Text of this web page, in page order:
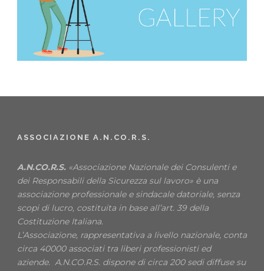
ASSOCIAZIONE A.N.CO.R.S.
A.N.CO.R.S. «Associazione Nazionale dei Consulenti e
dei Responsabili della Sicurezza sul lavoro» è una
associazione professionale e sindacale datoriale, senza
scopi di lucro, costituita in base all’art. 39 della
Costituzione Italiana.
L’Associazione, rappresentativa a livello nazionale, conta
circa 40000 associati tra liberi professionisti ed
aziende. A.N.CO.R.S. dispone di circa 200 sedi diffuse su